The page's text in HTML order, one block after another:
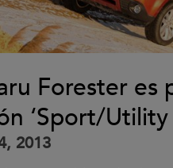
Forester es
‘Sport/Utility
2013